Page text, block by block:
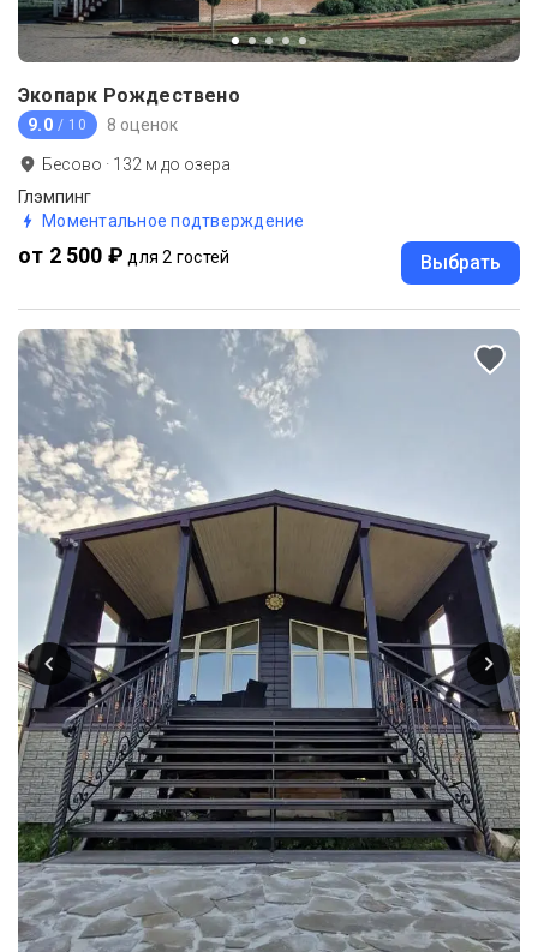
Экопарк Рождествено
9.0 / 10 8 оценок
Бесово · 132 м до озера
Глэмпинг
Моментальное подтверждение
от 2 500 ₽ для 2 гостей Выбрать